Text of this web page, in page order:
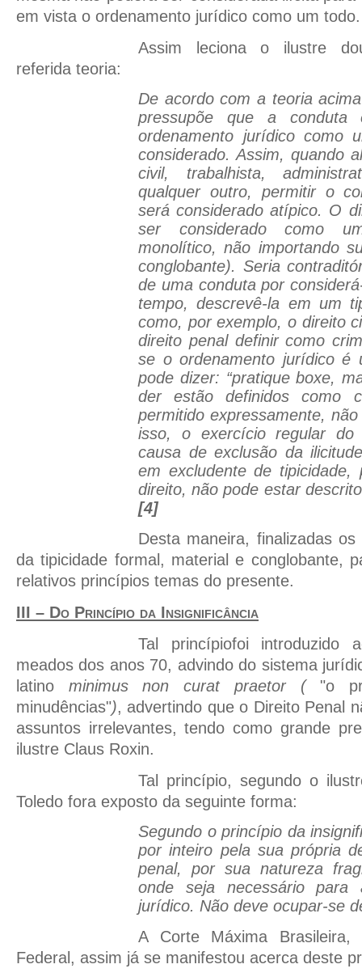
em vista o ordenamento jurídico como um todo.
Assim leciona o ilustre
referida teoria:
De acordo com a teoria
pressupõe que a conduta
ordenamento jurídico como
considerado. Assim, quando
civil, trabalhista,
qualquer outro, permitir o
será considerado atípico. O
ser considerado como
monolítico, não importando
conglobante). Seria
de uma conduta por
tempo, descrevê-la em um
como, por exemplo, o direito
direito penal definir como
se o ordenamento jurídico é
pode dizer: “pratique boxe,
der estão definidos como
permitido expressamente,
isso, o exercício regular
causa de exclusão da
em excludente de
direito, não pode estar
[4]
Desta maneira, finalizadas
da tipicidade formal, material e conglobante,
relativos princípios temas do presente.
III – Do Princípio da Insignificância
Tal princípiofoi introduzido
meados dos anos 70, advindo do sistema
latino minimus non curat praetor (
"o
minudências"), advertindo que o Direito Penal
assuntos irrelevantes, tendo como grande
ilustre Claus Roxin.
Tal princípio, segundo o
Toledo fora exposto da seguinte forma:
Segundo o princípio da
por inteiro pela sua própria
penal, por sua natureza
onde seja necessário
jurídico. Não deve ocupar-se
A Corte Máxima Brasileira,
Federal, assim já se manifestou acerca deste